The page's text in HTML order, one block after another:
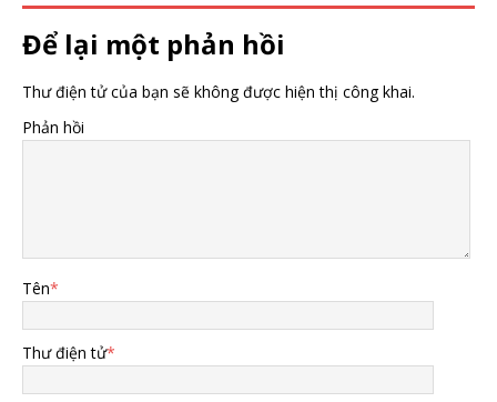
Để lại một phản hồi
Thư điện tử của bạn sẽ không được hiện thị công khai.
Phản hồi
Tên*
Thư điện tử*